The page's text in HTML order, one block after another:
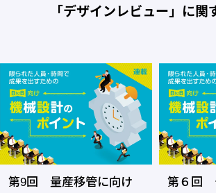
「デザインレビュー」に関
第9回 量産移管に向け
第６回